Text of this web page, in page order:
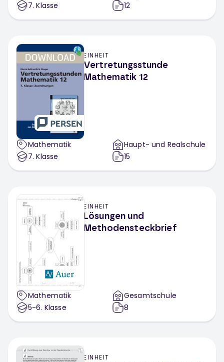
7. Klasse
12
EINHEIT
Vertretungsstunde
Mathematik 12
Mathematik
7. Klasse
Haupt- und Realschule
15
EINHEIT
Lösungen und
Methodensteckbrief
Mathematik
5-6. Klasse
Gesamtschule
8
EINHEIT